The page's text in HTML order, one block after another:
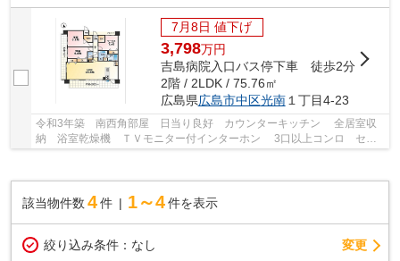
7月8日 値下げ
3,798万円
吉島病院入口バス停下車 徒歩2分
2階 / 2LDK / 75.76㎡
広島県広島市中区光南１丁目4-23
令和3年築 南西角部屋 日当り良好 カウンターキッチン 全居室収
納 浴室乾燥機 ＴＶモニター付インターホン 3口以上コンロ セブ
ンイレブン吉島通り店徒歩1分 スパーク光南...
該当物件数 4件 1～4 件を表示
絞り込み条件： なし 変更